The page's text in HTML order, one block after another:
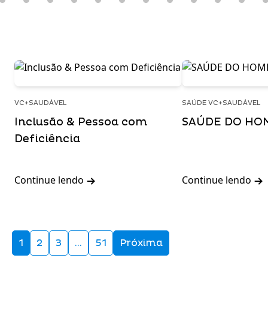
VC+SAUDÁVEL
Inclusão & Pessoa com
Deficiência
Continue lendo
SAÚDE VC+SAUDÁVEL
SAÚDE DO
Continue lendo
1 2 3 … 51 Próxima